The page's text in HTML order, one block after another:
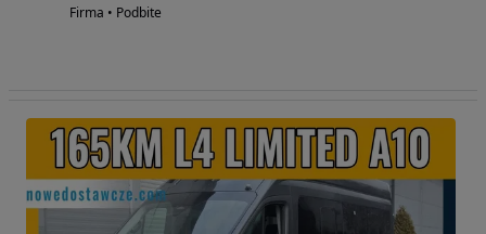
Firma • Podbite